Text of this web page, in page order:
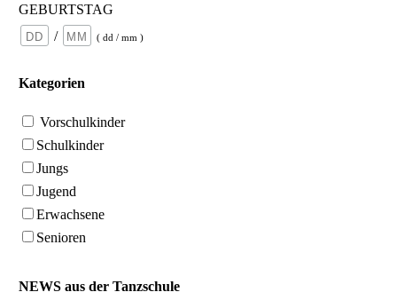
GEBURTSTAG
/
( dd / mm )
Kategorien
Vorschulkinder
Schulkinder
Jungs
Jugend
Erwachsene
Senioren
NEWS aus der Tanzschule